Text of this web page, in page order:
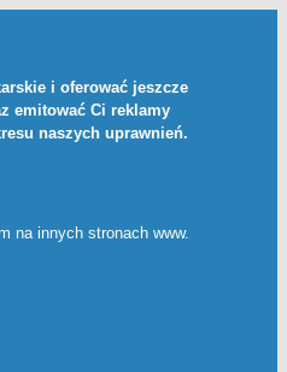
i oferować jeszcze
emitować Ci reklamy
naszych uprawnień.
na innych stronach www.